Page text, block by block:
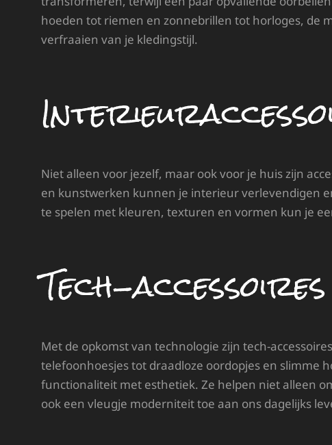
hoeden tot riemen en zonnebrillen tot horloges, de
verfraaien van je kledingstijl.
Niet alleen voor jezelf, maar ook voor je huis zijn
en kunstwerken kunnen je interieur verlevendigen
te spelen met kleuren, texturen en vormen kun je
Tech-accessoires
Met de opkomst van technologie zijn tech-
telefoonhoesjes tot draadloze oordopjes en slimme
functionaliteit met esthetiek. Ze helpen niet alleen
ook een vleugje moderniteit toe aan ons dagelijks